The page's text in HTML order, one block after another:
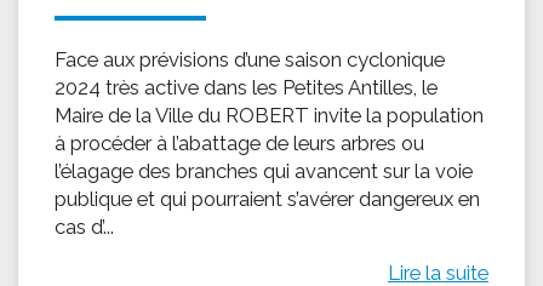
Face aux prévisions d’une saison cyclonique
2024 très active dans les Petites Antilles, le
Maire de la Ville du ROBERT invite la population
à procéder à l’abattage de leurs arbres ou
l’élagage des branches qui avancent sur la voie
publique et qui pourraient s’avérer dangereux en
cas d’...
Lire la suite